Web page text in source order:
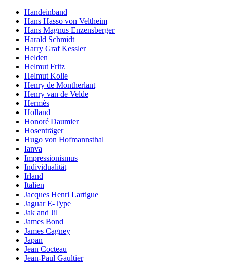
Handeinband
Hans Hasso von Veltheim
Hans Magnus Enzensberger
Harald Schmidt
Harry Graf Kessler
Helden
Helmut Fritz
Helmut Kolle
Henry de Montherlant
Henry van de Velde
Hermès
Holland
Honoré Daumier
Hosenträger
Hugo von Hofmannsthal
Ianva
Impressionismus
Individualität
Irland
Italien
Jacques Henri Lartigue
Jaguar E-Type
Jak and Jil
James Bond
James Cagney
Japan
Jean Cocteau
Jean-Paul Gaultier